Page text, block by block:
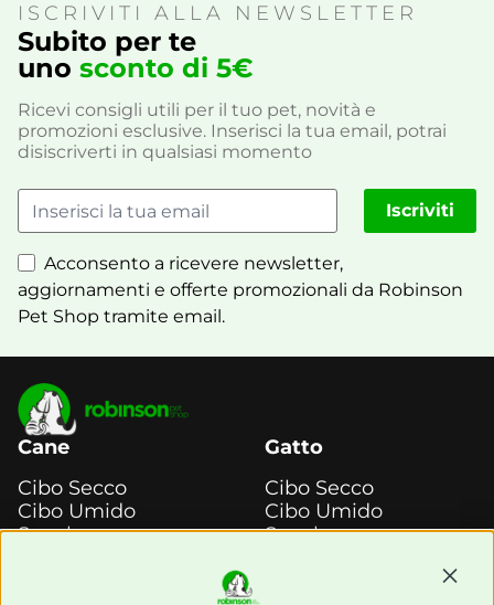
ISCRIVITI ALLA NEWSLETTER
Subito per te
uno sconto di 5€
Ricevi consigli utili per il tuo pet, novità e
promozioni esclusive. Inserisci la tua email, potrai
disiscriverti in qualsiasi momento
Acconsento a ricevere newsletter,
aggiornamenti e offerte promozionali da Robinson
Pet Shop tramite email.
Iscriviti
Cane
Cibo Secco
Cibo Umido
Snack e
Gatto
Cibo Secco
Cibo Umido
Snack e